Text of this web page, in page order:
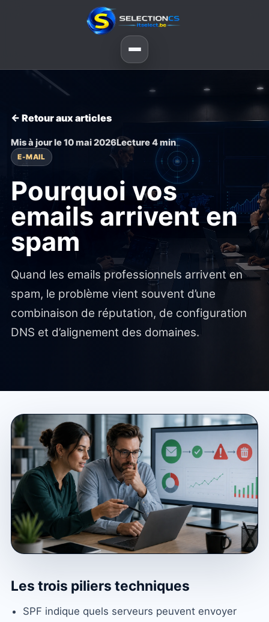
← Retour aux articles
Mis à jour le 10 mai 2026Lecture 4 min
E-MAIL
Pourquoi vos
emails arrivent en
spam
Quand les emails professionnels arrivent en
spam, le problème vient souvent d’une
combinaison de réputation, de configuration
DNS et d’alignement des domaines.
Les trois piliers techniques
SPF indique quels serveurs peuvent envoyer